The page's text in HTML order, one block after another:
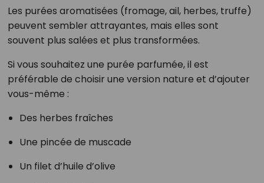
Les purées aromatisées (fromage, ail, herbes, truffe)
peuvent sembler attrayantes, mais elles sont
souvent plus salées et plus transformées.
Si vous souhaitez une purée parfumée, il est
préférable de choisir une version nature et d’ajouter
vous-même :
Des herbes fraîches
Une pincée de muscade
Un filet d’huile d’olive